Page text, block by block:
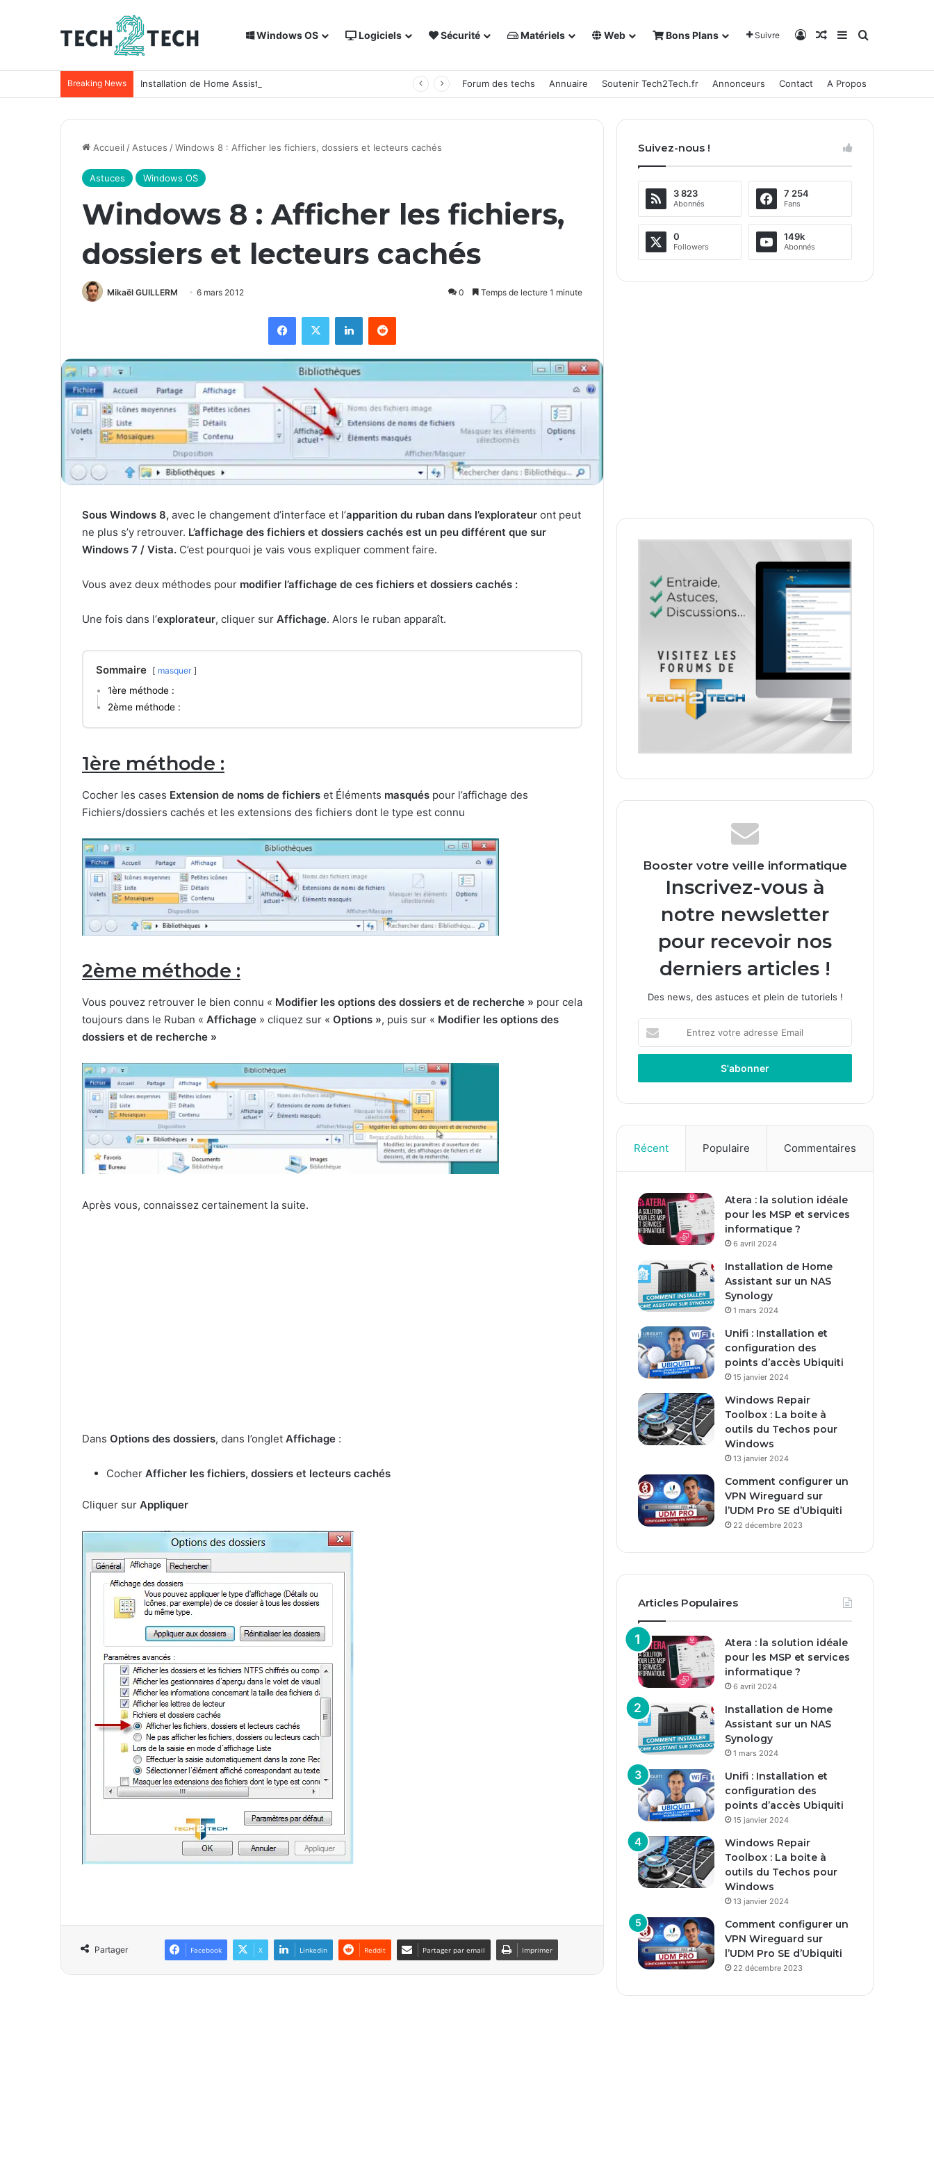
Windows OS Logiciels Sécurité Matériels Web Bons Plans Suivre Connexion
Article Aléatoire
Sidebar (barre
Rechercher
Breaking News Installation de Home Assistant sur un NAS Synology Forum des techs Annuaire Soutenir Tech2Tech.fr Annonceurs Contact A Propos
Accueil / Astuces /Windows 8 : Afficher les fichiers, dossiers et lecteurs cachés
Astuces Windows OS
Windows 8 : Afficher les fichiers,
dossiers et lecteurs cachés
Mikaël GUILLERM 6 mars 2012 0 Temps de lecture 1 minute
Sous Windows 8, avec le changement d’interface et l’apparition du ruban dans l’explorateur ont peut
ne plus s’y retrouver. L’affichage des fichiers et dossiers cachés est un peu différent que sur
Windows 7 / Vista. C’est pourquoi je vais vous expliquer comment faire.
Vous avez deux méthodes pour modifier l’affichage de ces fichiers et dossiers cachés :
Une fois dans l’explorateur, cliquer sur Affichage. Alors le ruban apparaît.
Sommaire masquer
1ère méthode :
2ème méthode :
1ère méthode :
Cocher les cases Extension de noms de fichiers et Éléments masqués pour l’affichage des
Fichiers/dossiers cachés et les extensions des fichiers dont le type est connu
2ème méthode :
Vous pouvez retrouver le bien connu « Modifier les options des dossiers et de recherche » pour cela
toujours dans le Ruban « Affichage » cliquez sur « Options », puis sur « Modifier les options des
dossiers et de recherche »
Après vous, connaissez certainement la suite.
Dans Options des dossiers, dans l’onglet Affichage :
Cocher Afficher les fichiers, dossiers et lecteurs cachés
Cliquer sur Appliquer
Partager Facebook X Linkedin Reddit Partager par email Imprimer
Suivez-nous !
3 823
Abonnés
7 254
Fans
0
Followers
149k
Abonnés
Booster votre veille informatique
Inscrivez-vous à
notre newsletter
pour recevoir nos
derniers articles !
Des news, des astuces et plein de tutoriels !
t
e
o
t
e
d
r
e
s
e
m
i
l
Récent Populaire Commentaires
Atera : la solution idéale
pour les MSP et services
informatique ?
6 avril 2024
Installation de Home
Assistant sur un NAS
Synology
1 mars 2024
Unifi : Installation et
configuration des
points d’accès Ubiquiti
15 janvier 2024
Windows Repair
Toolbox : La boite à
outils du Techos pour
Windows
13 janvier 2024
Comment configurer un
VPN Wireguard sur
l’UDM Pro SE d’Ubiquiti
22 décembre 2023
Articles Populaires
Atera : la solution idéale
pour les MSP et services
informatique ?
6 avril 2024
Installation de Home
Assistant sur un NAS
Synology
1 mars 2024
Unifi : Installation et
configuration des
points d’accès Ubiquiti
15 janvier 2024
Windows Repair
Toolbox : La boite à
outils du Techos pour
Windows
13 janvier 2024
Comment configurer un
VPN Wireguard sur
l’UDM Pro SE d’Ubiquiti
22 décembre 2023